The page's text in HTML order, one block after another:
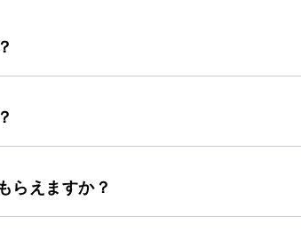
らえますか？